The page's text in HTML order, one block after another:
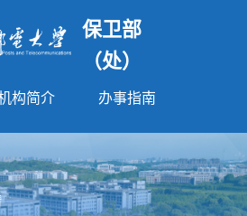
保卫部
（处）
构简介 办事指南